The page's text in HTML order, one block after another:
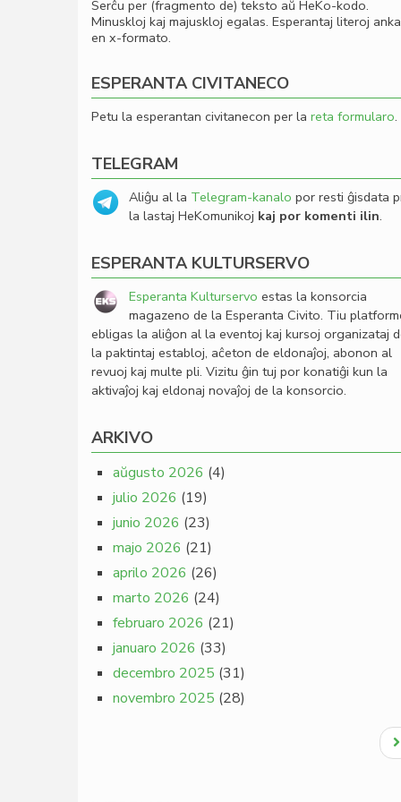
Serĉu per (fragmento de) teksto aŭ HeKo-kodo.
Minuskloj kaj majuskloj egalas. Esperantaj literoj
en x-formato.
ESPERANTA CIVITANECO
Petu la esperantan civitanecon per la reta formularo.
TELEGRAM
Aliĝu al la Telegram-kanalo por resti ĝisdata
la lastaj HeKomunikoj kaj por komenti ilin.
ESPERANTA KULTURSERVO
Esperanta Kulturservo estas la konsorcia
magazeno de la Esperanta Civito. Tiu
ebligas la aliĝon al la eventoj kaj kursoj organizataj
la paktintaj establoj, aĉeton de eldonaĵoj, abonon al
revuoj kaj multe pli. Vizitu ĝin tuj por konatiĝi kun la
aktivaĵoj kaj eldonaj novaĵoj de la konsorcio.
ARKIVO
aŭgusto 2026 (4)
julio 2026 (19)
junio 2026 (23)
majo 2026 (21)
aprilo 2026 (26)
marto 2026 (24)
februaro 2026 (21)
januaro 2026 (33)
decembro 2025 (31)
novembro 2025 (28)